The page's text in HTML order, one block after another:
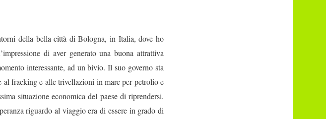
della bella città di Bologna, in Italia, dove ho
di aver generato una buona attrattiva
interessante, ad un bivio. Il suo governo sta
al fracking e alle trivellazioni in mare per petrolio e
situazione economica del paese di riprendersi.
riguardo al viaggio era di essere in grado di